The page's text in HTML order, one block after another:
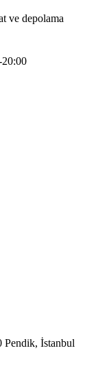
ve depolama
Pendik, İstanbul